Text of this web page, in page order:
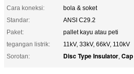
Cara koneksi:
bola & soket
Standar:
ANSI C29.2
Paket:
pallet kayu atau peti
tegangan listrik:
11kV, 33kV, 66kV, 110kV
Sorotan:
Disc Type Insulator,